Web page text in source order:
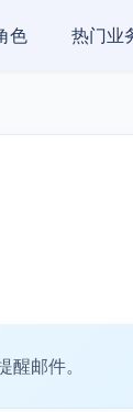
色 热门业
邮件。